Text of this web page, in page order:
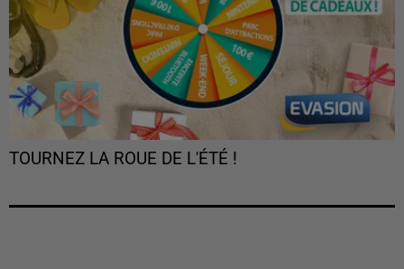
TOURNEZ LA ROUE DE L'ÉTÉ !